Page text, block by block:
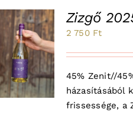
Zizgő
2 750 Ft
45% Zenit//
házasításából
frissessége, a